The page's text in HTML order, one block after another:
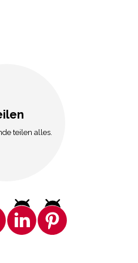
teilen alles.